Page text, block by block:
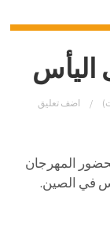
اليأس
اضف تعليق
المهرجان
في الصين.